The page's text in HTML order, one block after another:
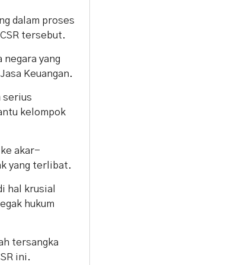
dalam proses
tersebut.
yang
Keuangan.
serius
kelompok
akar-
yang terlibat.
hal krusial
hukum
tersangka
ini.